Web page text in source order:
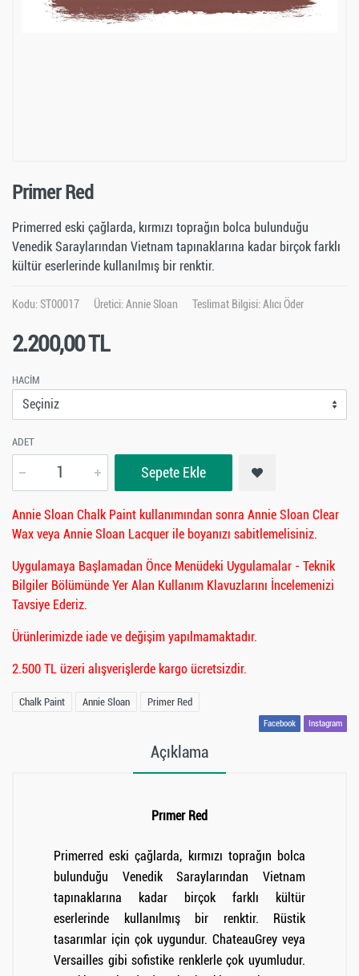
Primer Red
Primerred eski çağlarda, kırmızı toprağın bolca bulunduğu
Venedik Saraylarından Vietnam tapınaklarına kadar birçok farklı
kültür eserlerinde kullanılmış bir renktir.
Kodu: ST00017 Üretici:Annie Sloan Teslimat Bilgisi: Alıcı Öder
2.200,00 TL
HACIM
ADET
Sepete Ekle
Annie Sloan Chalk Paint kullanımından sonra Annie Sloan Clear
Wax veya Annie Sloan Lacquer ile boyanızı sabitlemelisiniz.
Uygulamaya Başlamadan Önce Menüdeki Uygulamalar - Teknik
Bilgiler Bölümünde Yer Alan Kullanım Klavuzlarını İncelemenizi
Tavsiye Ederiz.
Ürünlerimizde iade ve değişim yapılmamaktadır.
2.500 TL üzeri alışverişlerde kargo ücretsizdir.
Chalk Paint Annie Sloan Primer Red
Facebook Instagram
Açıklama
Prımer Red
Primerred eski çağlarda, kırmızı toprağın bolca
bulunduğu Venedik Saraylarından Vietnam
tapınaklarına kadar birçok farklı kültür
eserlerinde kullanılmış bir renktir. Rüstik
tasarımlar için çok uygundur. ChateauGrey veya
Versailles gibi sofistike renklerle çok uyumludur.